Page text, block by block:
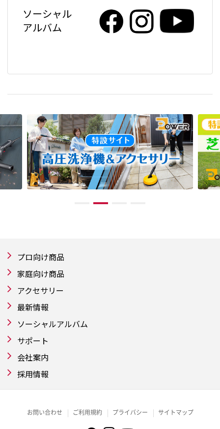
ソーシャル
アルバム
プロ向け商品
家庭向け商品
アクセサリー
最新情報
ソーシャルアルバム
サポート
会社案内
採用情報
お問い合わせ ご利用規約 プライバシー サイトマップ